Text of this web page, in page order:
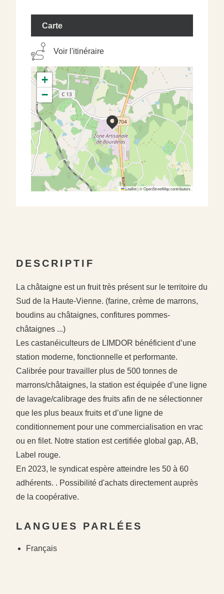
DESCRIPTIF
La châtaigne est un fruit très présent sur le territoire du
Sud de la Haute-Vienne. (farine, crème de marrons,
boudins au châtaignes, confitures pommes-
châtaignes ...)
Les castanéiculteurs de LIMDOR bénéficient d’une
station moderne, fonctionnelle et performante.
Calibrée pour travailler plus de 500 tonnes de
marrons/châtaignes, la station est équipée d’une ligne
de lavage/calibrage des fruits afin de ne sélectionner
que les plus beaux fruits et d’une ligne de
conditionnement pour une commercialisation en vrac
ou en filet. Notre station est certifiée global gap, AB,
Label rouge.
En 2023, le syndicat espère atteindre les 50 à 60
adhérents. . Possibilité d'achats directement auprès
de la coopérative.
LANGUES PARLÉES
Français
Carte
Voir l'itinéraire
+
−
Leaflet|©OpenStreetMapcontributors
#